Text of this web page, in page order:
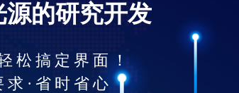
的研究开发
松搞定界面！
·省时省心